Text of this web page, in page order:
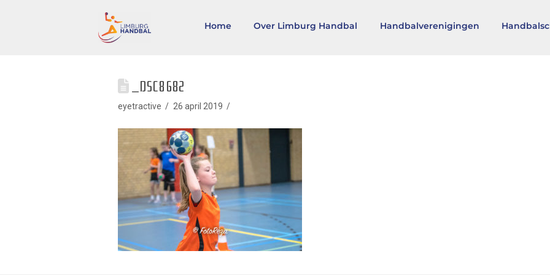
Home Over Limburg Handbal Handbalverenigingen
_DSC8682
eyetractive 26 april 2019